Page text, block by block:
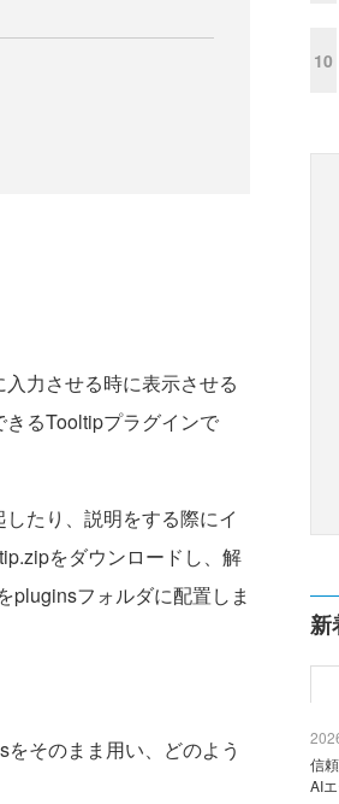
力させる時に表示させる
るTooltipプラグインで
たり、説明をする際にイ
をダウンロードし、解
pluginsフォルダに配置しま
そのまま用い、どのよう
10
新
信
AI